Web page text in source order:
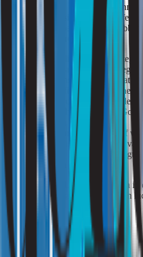
uitlaatgassen uw woning niet
goedkope oplossing, wel een
buurt van een snelweg staan,
bij de bouw gekregen.
Ventilatie. Het klinkt misschien
ventileren als u langs een snelweg
woont. Veel mensen zijn bang dat
alle schadelijke fijnstof naar binnen
te houden is dat u dan juist ventileert
waar de weg zich niet bevindt.
gezonde lucht in uw woning!
Aanzuigen schone lucht. Kunt of
openzetten, dan is het aanzuigen
een mechanisch luchtsysteem zuigt
‘goede’ kant van de woning.
Luchtreiniging. U kunt investeren in
reinigt: een ionisator. U ademt dan
Fijnstofmeting